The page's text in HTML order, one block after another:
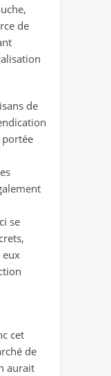
de
de
se
cet
de
aurait